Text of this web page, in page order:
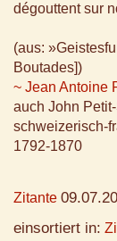
dégouttent sur
(aus:
Boutades])
~ Jean Antoine
auch John
schweizerisch-
1792-1870
Zitante
einsortiert in: